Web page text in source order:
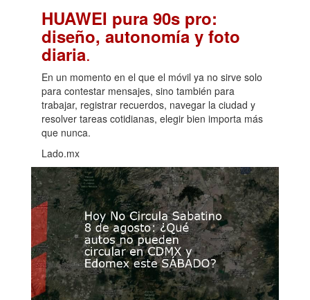
HUAWEI pura 90s pro:
diseño, autonomía y foto
diaria.
En un momento en el que el móvil ya no sirve solo
para contestar mensajes, sino también para
trabajar, registrar recuerdos, navegar la ciudad y
resolver tareas cotidianas, elegir bien importa más
que nunca.
Lado.mx